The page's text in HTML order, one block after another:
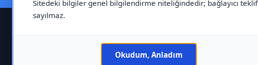
Sitedeki bilgiler genel bilgilendirme niteliğindedir; bağlayıcı teklif
sayılmaz.
Okudum, Anladım